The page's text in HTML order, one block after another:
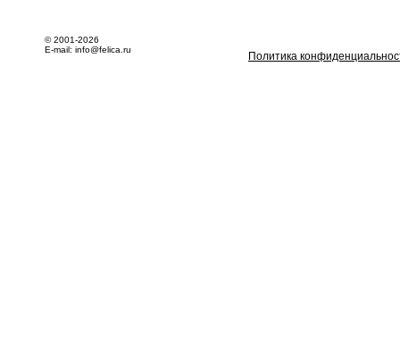
© 2001-2026
E-mail: info@felica.ru
Политика